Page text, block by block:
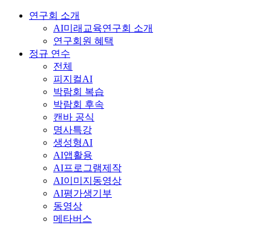
연구회 소개
AI미래교육연구회 소개
연구회원 혜택
정규 연수
전체
피지컬AI
박람회 복습
박람회 후속
캔바 공식
명사특강
생성형AI
AI앱활용
AI프로그램제작
AI이미지동영상
AI평가생기부
동영상
메타버스